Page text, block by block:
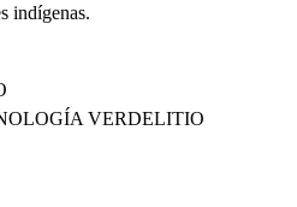
indígenas.
VERDELITIO